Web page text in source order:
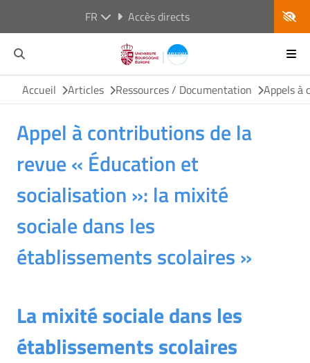
FR Accès directs
Accueil Articles Ressources / Documentation Appels à
Appel à contributions de la
revue « Éducation et
socialisation »: la mixité
sociale dans les
établissements scolaires »
La mixité sociale dans les
établissements scolaires